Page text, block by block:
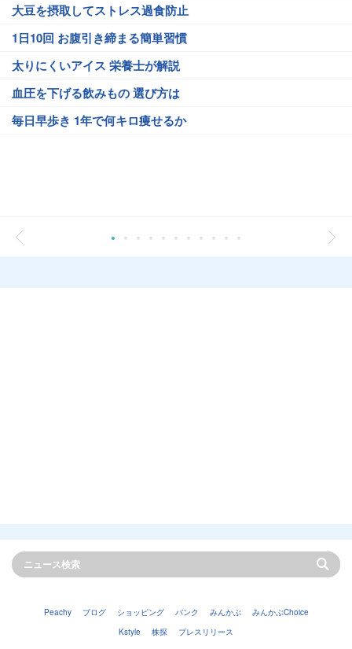
大豆を摂取してストレス過食防止
1日10回 お腹引き締まる簡単習慣
太りにくいアイス 栄養士が解説
血圧を下げる飲みもの 選び方は
毎日早歩き 1年で何キロ痩せるか
Peachy ブログ ショッピング バンク みんかぶ
みんかぶChoice
Kstyle
株探 プレスリリース